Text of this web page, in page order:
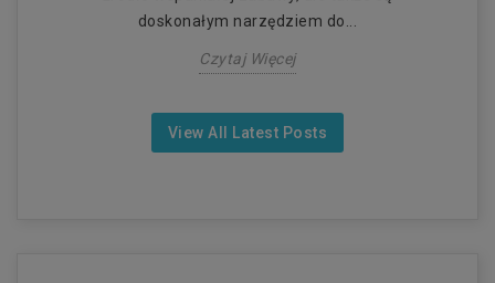
doskonałym narzędziem do...
Czytaj Więcej
View All Latest Posts